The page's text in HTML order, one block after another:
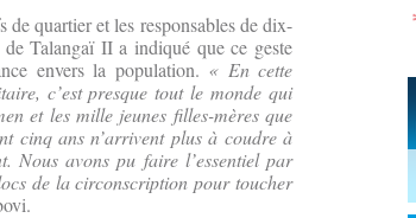
de quartier et les responsables de dix-
Talangaï II a indiqué que ce geste
envers la population. « En cette
c’est presque tout le monde qui
et les mille jeunes filles-mères que
cinq ans n’arrivent plus à coudre à
Nous avons pu faire l’essentiel par
de la circonscription pour toucher